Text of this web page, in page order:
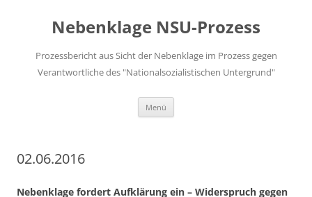
springenNebenklage NSU-Prozess
Prozessbericht aus Sicht der Nebenklage im Prozess gegen
Verantwortliche des "Nationalsozialistischen Untergrund"
Menü
02.06.2016
Nebenklage fordert Aufklärung ein – Widerspruch gegen